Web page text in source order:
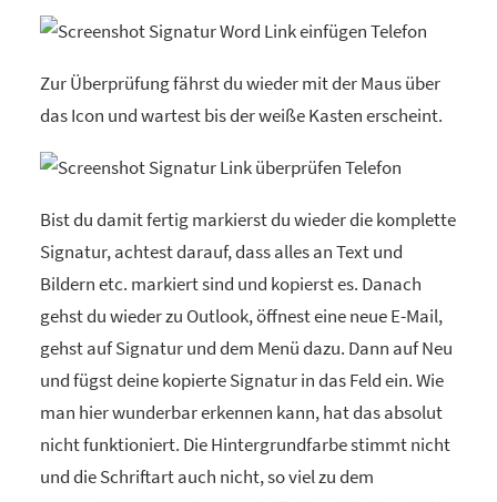
Zur Überprüfung fährst du wieder mit der Maus über
das Icon und wartest bis der weiße Kasten erscheint.
Bist du damit fertig markierst du wieder die komplette
Signatur, achtest darauf, dass alles an Text und
Bildern etc. markiert sind und kopierst es. Danach
gehst du wieder zu Outlook, öffnest eine neue E-Mail,
gehst auf Signatur und dem Menü dazu. Dann auf Neu
und fügst deine kopierte Signatur in das Feld ein. Wie
man hier wunderbar erkennen kann, hat das absolut
nicht funktioniert. Die Hintergrundfarbe stimmt nicht
und die Schriftart auch nicht, so viel zu dem